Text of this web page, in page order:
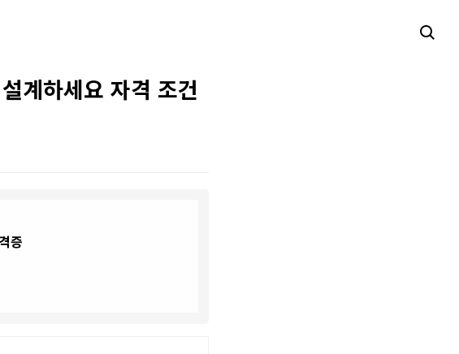
계하세요 자격 조건
증